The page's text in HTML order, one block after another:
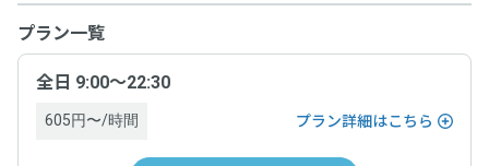
プラン一覧
全日 9:00～22:30
605円〜/時間 プラン詳細はこちら